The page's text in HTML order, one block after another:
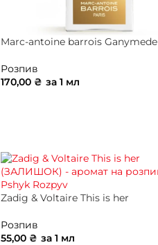
Marc-antoine barrois Ganymede
Розпив
170,00 ₴ за 1 мл
Zadig & Voltaire This is her
Розпив
55,00 ₴ за 1 мл